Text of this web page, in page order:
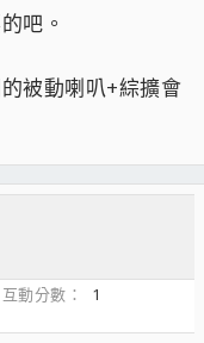
吧。
被動喇叭+綜擴會
互動分數
1